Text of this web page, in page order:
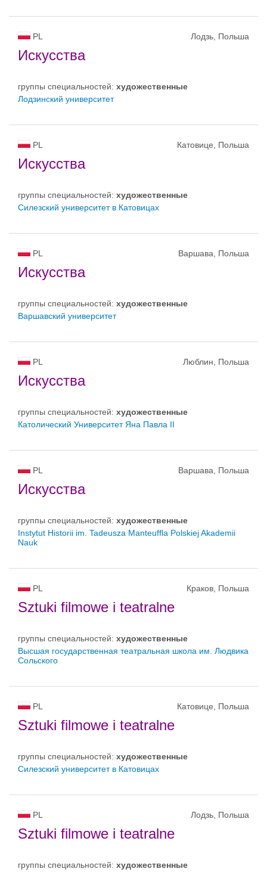
PL Лодзь, Польша
Искусства
группы специальностей: художественные
Лодзинский университет
PL Катовице, Польша
Искусства
группы специальностей: художественные
Силезский университет в Катовицах
PL Варшава, Польша
Искусства
группы специальностей: художественные
Варшавский университет
PL Люблин, Польша
Искусства
группы специальностей: художественные
Католический Университет Яна Павла ІІ
PL Варшава, Польша
Искусства
группы специальностей: художественные
Instytut Historii im. Tadeusza Manteuffla Polskiej Akademii
Nauk
PL Краков, Польша
Sztuki filmowe i teatralne
группы специальностей: художественные
Высшая государственная театральная школа им. Людвика
Сольского
PL Катовице, Польша
Sztuki filmowe i teatralne
группы специальностей: художественные
Силезский университет в Катовицах
PL Лодзь, Польша
Sztuki filmowe i teatralne
группы специальностей: художественные